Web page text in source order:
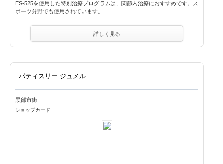
ES-525を使用した特別治療プログラムは、関節内治療におすすめです。ス
ポーツ分野でも使用されています。
詳しく見る
パティスリー ジュメル
黒部市街
ショップカード